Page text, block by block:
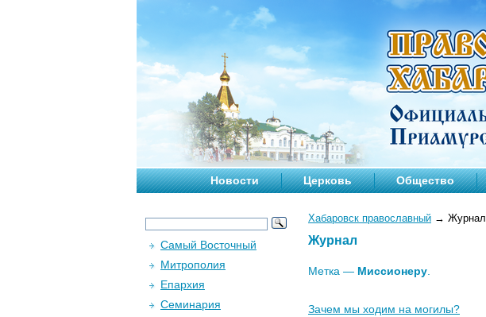
Новости Церковь Общество
Хабаровск православный → Журнал
Журнал
Метка — Миссионеру
Зачем мы ходим на могилы?
Самый Восточный
Митрополия
Епархия
Семинария